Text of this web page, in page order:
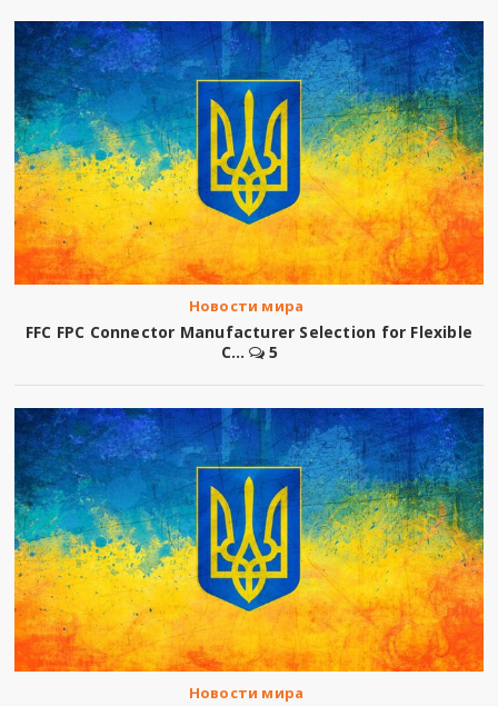
Новости мира
FFC FPC Connector Manufacturer Selection for Flexible
C...
5
Новости мира